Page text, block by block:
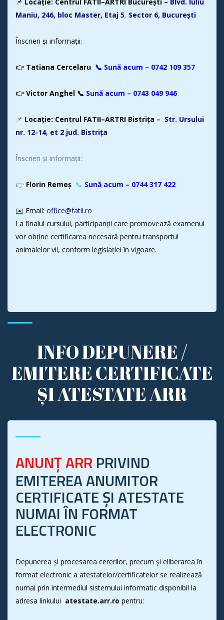
Maniu, 246, bloc Master, Etaj 5, Sector 6, București
Înscrieri și informații:
👉 Tatiana Cercelaru 📞 Sună acum – 0742 109 357
👉Victor Anghel 📞 Sună acum – 0743 049 946
📌 Locație: Centrul FATII–ARTRI Bistrița – Str. Ursului
nr. 12-14, et 2 jud. Bistrița
Înscrieri și informații:
👉 Florin Remeș 📞 Sună acum – 0744 317 422
✉️ Email: office@fatii.ro
La finalul cursului, participanții care promovează examenul
vor obține certificarea necesară pentru transportul
animalelor vii, conform legislației în vigoare.
INFO DEPUNERE /
EMITERE CERTIFICATE
ȘI ATESTATE ARR
ANUNȚ ARR PRIVIND
EMITEREA ANUMITOR
CERTIFICATE ȘI ATESTATE
NUMAI ÎN FORMAT
ELECTRONIC
Depunerea și procesarea cererilor, precum și eliberarea în
format electronic a atestatelor/certificatelor se realizează
numai prin intermediul sistemului informatic disponibil la
adresa linkului atestate.arr.ro pentru: